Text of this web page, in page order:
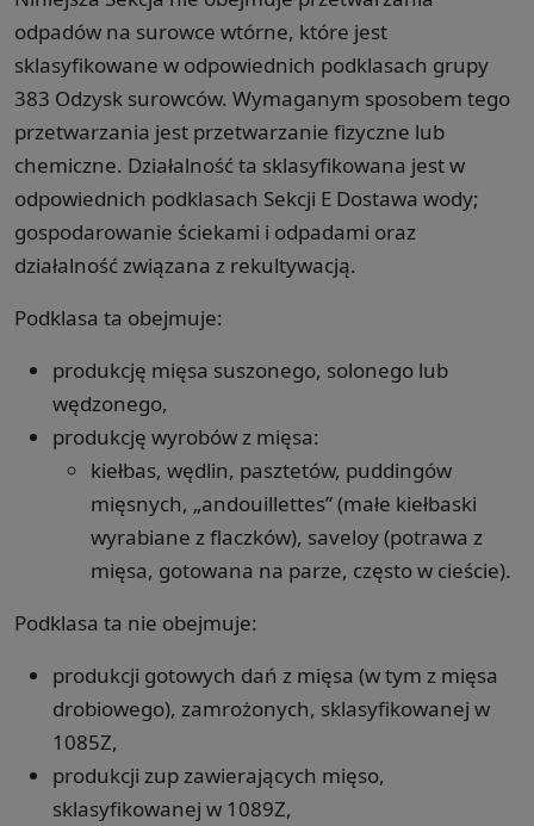
odpadów na surowce wtórne, które jest
sklasyfikowane w odpowiednich podklasach grupy
383 Odzysk surowców. Wymaganym sposobem tego
przetwarzania jest przetwarzanie fizyczne lub
chemiczne. Działalność ta sklasyfikowana jest w
odpowiednich podklasach Sekcji E Dostawa wody;
gospodarowanie ściekami i odpadami oraz
działalność związana z rekultywacją.
Podklasa ta obejmuje:
produkcję mięsa suszonego, solonego lub
wędzonego,
produkcję wyrobów z mięsa:
kiełbas, wędlin, pasztetów, puddingów
mięsnych, „andouillettes” (małe kiełbaski
wyrabiane z flaczków), saveloy (potrawa z
mięsa, gotowana na parze, często w cieście).
Podklasa ta nie obejmuje:
produkcji gotowych dań z mięsa (w tym z mięsa
drobiowego), zamrożonych, sklasyfikowanej w
1085Z,
produkcji zup zawierających mięso,
sklasyfikowanej w 1089Z,